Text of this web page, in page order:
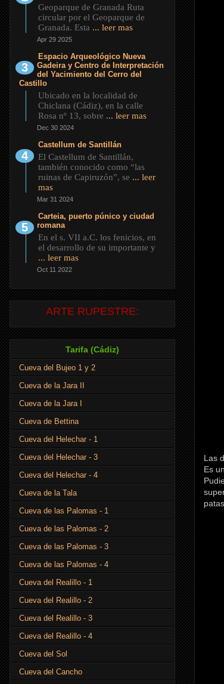
Las
Es
Geoparque de Granada Ruta
circular por el Geoparque de
Granada. Esta ... leer mas
Apr 29 2025
Espacio Arqueológico Nueva
Gadeira y Centro de Interpretación
del Yacimiento del Cerro del
Castillo
Ubicado en la localidad de
Chiclana (Cádiz), en la calle
Rosa nº 13, sobre ... leer mas
Dec 30 2024
Castellum de Santillán
El Castellum de Santillán,
también conocido como “las
ruinas de Capiruzón”, se ... leer
mas
Mar 31 2024
Carteia, puerto púnico y ciudad
romana
En el s. VII a.C. los fenicios, en
el desarrollo de su importante y
... leer mas
Oct 11 2022
ARTE RUPESTRE:
Tarifa (Cádiz)
Cueva del Bujeo 1 y 2
Cueva de la Jara II
Cueva de la Jara I
Cueva de Bettina
Cueva del Helechar - 1
Cueva del Helechar - 3
Cueva del Helechar - 4
Cueva de la Tala
Cueva de las Palomas - 1
Cueva de las Palomas - 2
Cueva de las Palomas - 3
Cueva de las Palomas - 4
Cueva del Realillo - 1
Cueva del Realillo - 2
Cueva del Realillo - 3
Cueva del Realillo - 4
Cueva del Sol
Cueva del Cancho